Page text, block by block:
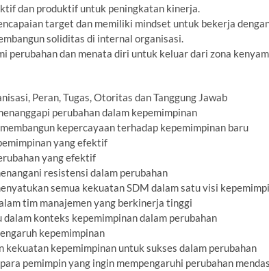
dan produktif untuk peningkatan kinerja.
target dan memiliki mindset untuk bekerja
soliditas di internal organisasi.
perubahan dan menata diri untuk keluar dari zona
Peran, Tugas, Otoritas dan Tanggung Jawab
perubahan dalam kepemimpinan
kepercayaan terhadap kepemimpinan baru
yang efektif
yang efektif
resistensi dalam perubahan
semua kekuatan SDM dalam satu visi
tim manajemen yang berkinerja tinggi
konteks kepemimpinan dalam perubahan
kepemimpinan
kekuatan kepemimpinan untuk sukses dalam perubahan
pemimpin yang ingin mempengaruhi perubahan